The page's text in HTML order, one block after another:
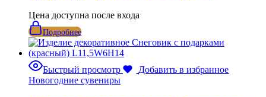
Цена доступна после входа
Подробнее
Быстрый просмотр
Добавить в избранное
Новогодние сувениры